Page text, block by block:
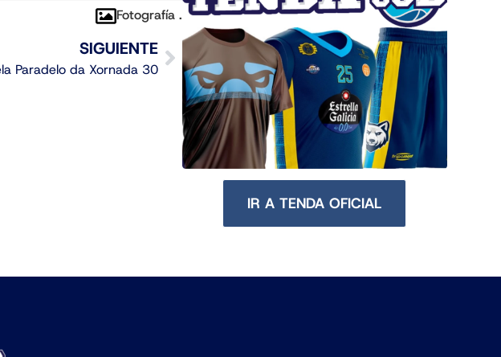
Fotografía .
SIGUIENTE
Paradelo da Xornada 30
IR A TENDA OFICIAL